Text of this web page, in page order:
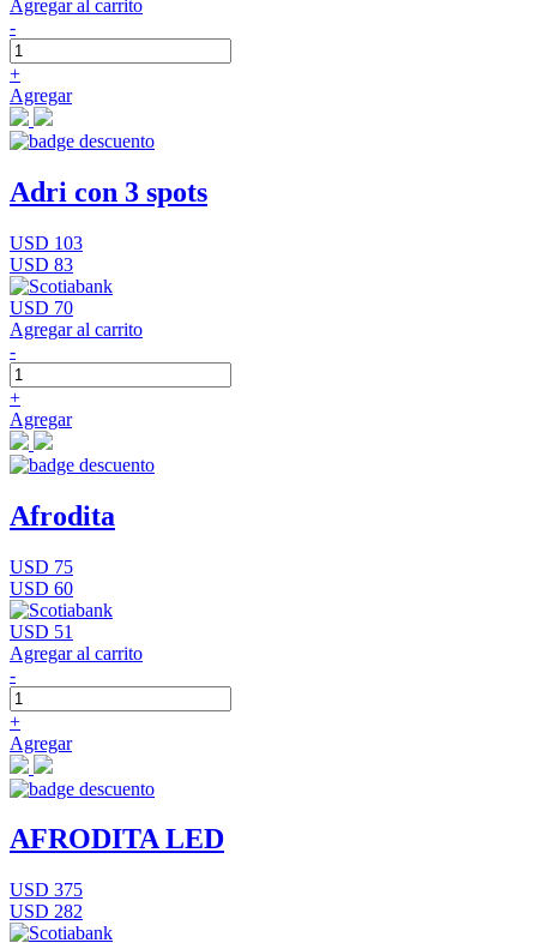
Agregar al carrito
-
+
Agregar
Adri con 3 spots
USD 103
USD 83
USD 70
Agregar al carrito
-
+
Agregar
Afrodita
USD 75
USD 60
USD 51
Agregar al carrito
-
+
Agregar
AFRODITA LED
USD 375
USD 282